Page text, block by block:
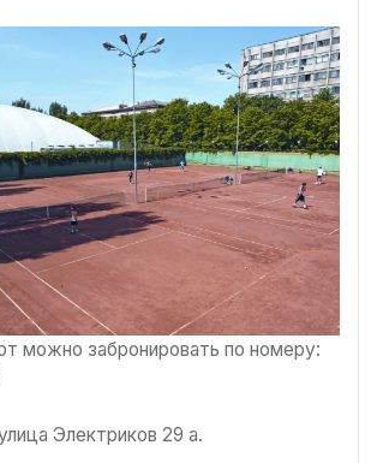
можно забронировать по номеру:
Электриков 29 а.